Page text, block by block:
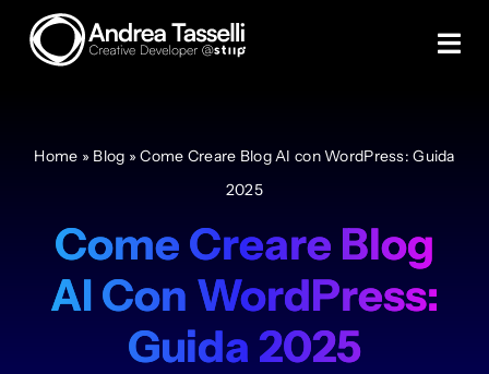
Skip
Servizi
Home » Blog »Come Creare Blog AI con WordPress: Guida
2025
Come Creare Blog
AI Con WordPress:
Guida 2025